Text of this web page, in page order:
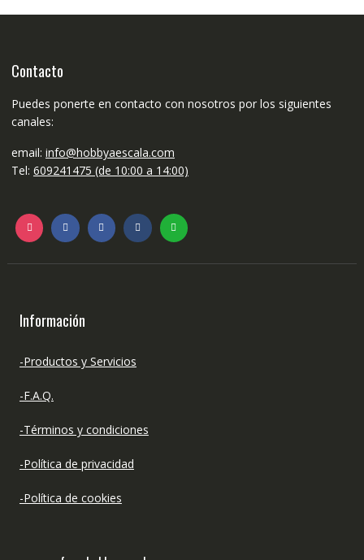
Contacto
Puedes ponerte en contacto con nosotros por los siguientes
canales:
email: info@hobbyaescala.com
Tel: 609241475 (de 10:00 a 14:00)
Información
-Productos y Servicios
-F.A.Q.
-Términos y condiciones
-Política de privacidad
-Política de cookies